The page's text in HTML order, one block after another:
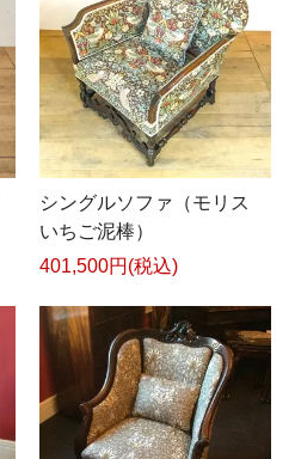
シングルソファ（モリス
いちご泥棒）
401,500円(税込)